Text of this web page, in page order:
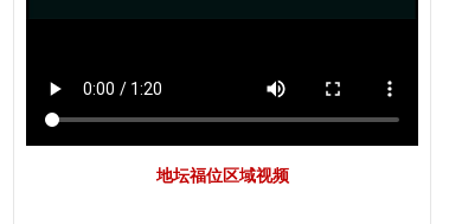
地坛福位区域视频